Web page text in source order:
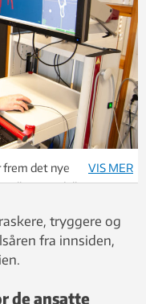
frem det nye
3D-modell av
VIS MER
tryggere og
fra innsiden,
de ansatte